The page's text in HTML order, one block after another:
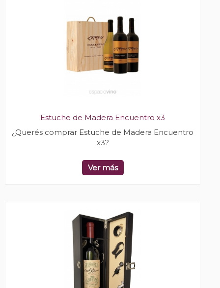
Estuche de Madera Encuentro x3
¿Querés comprar Estuche de Madera Encuentro
x3?
Ver más